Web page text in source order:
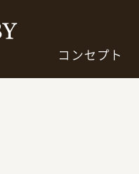
コンセプト